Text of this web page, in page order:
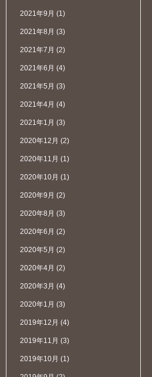
2021年9月 (1)
2021年8月 (3)
2021年7月 (2)
2021年6月 (4)
2021年5月 (3)
2021年4月 (4)
2021年1月 (3)
2020年12月 (2)
2020年11月 (1)
2020年10月 (1)
2020年9月 (2)
2020年8月 (3)
2020年6月 (2)
2020年5月 (2)
2020年4月 (2)
2020年3月 (4)
2020年1月 (3)
2019年12月 (4)
2019年11月 (3)
2019年10月 (1)